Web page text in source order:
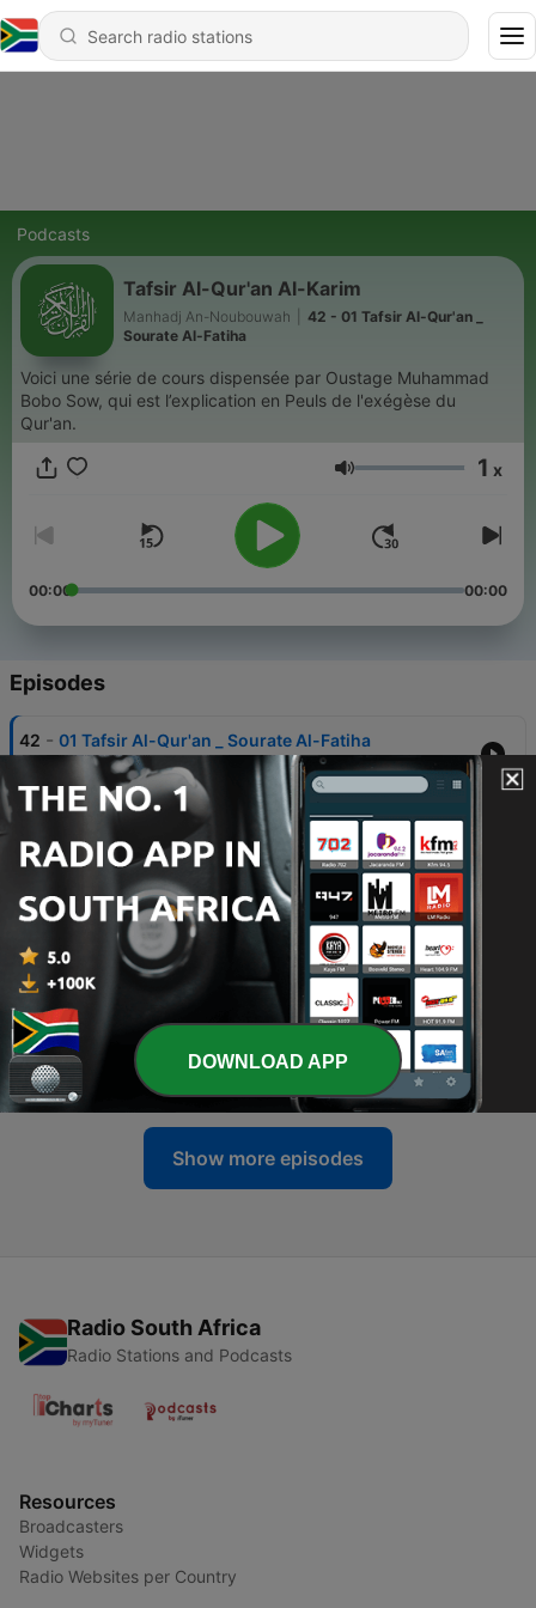
Podcasts
Tafsir Al-Qur'an Al-Karim
Manhadj An-Noubouwah
42 - 01 Tafsir Al-Qur'an _
Sourate Al-Fatiha
Voici une série de cours dispensée par Oustage Muhammad
Bobo Sow, qui est l’explication en Peuls de l'exégèse du
Qur'an.
Volume 1 x
00:00 00:00
Episodes
42 - 01 Tafsir Al-Qur'an _ Sourate Al-Fatiha
04 May 2022
41 - 87 Tafsir Al-Qur'an _ Sourate Al-A'la
04 May 2022
40 - 88 Tafsir Al-Qur'an _ Sourate Al-Ghashiya
04 May 2022
39 - 89 Tafsir Al-Qur'an _ Sourate Al-Fajr
04 May 2022
38 - 90 Tafsir Al-Qur'an _ Sourate Al-Balad
04 May 2022
Show more episodes
Radio South Africa
Radio Stations and Podcasts
Resources
Broadcasters
Widgets
Radio Websites per Country
DOWNLOAD APP